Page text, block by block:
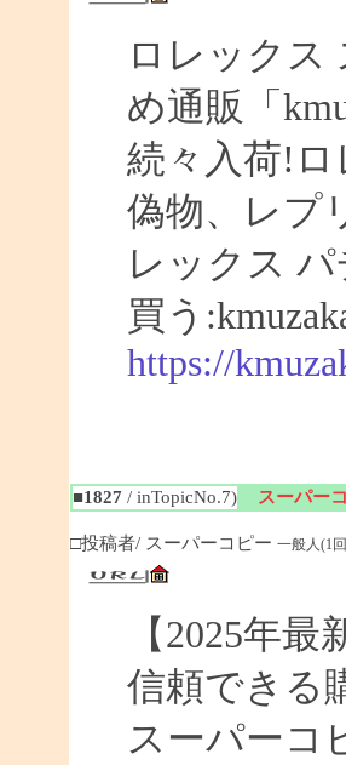
ロレックス
め通販「
続々入荷!
偽物、レプ
レックス
買う
https://
■1827 / inTopicNo.7) スーパー
□投稿者/ スーパーコピー 一般人(1
【2025年
信頼できる
スーパーコ